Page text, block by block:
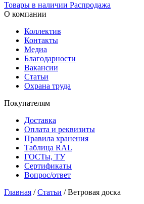
Товары в наличии Распродажа
О компании
Коллектив
Контакты
Медиа
Благодарности
Вакансии
Статьи
Охрана труда
Покупателям
Доставка
Оплата и реквизиты
Правила хранения
Таблица RAL
ГОСТы, ТУ
Сертификаты
Вопрос/ответ
Главная /Статьи /Ветровая доска